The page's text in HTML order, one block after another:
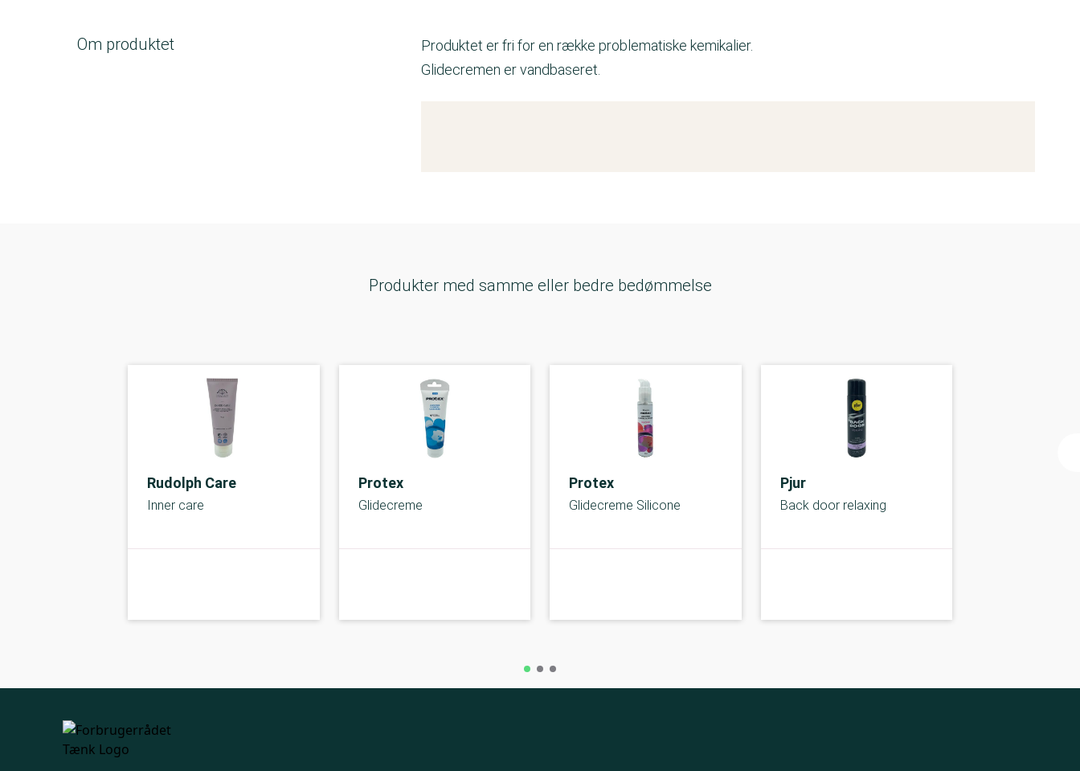
Om produktet
Produktet er fri for en række problematiske kemikalier.
Glidecremen er vandbaseret.
Produkter med samme eller bedre bedømmelse
Rudolph Care
Inner care
Protex
Glidecreme
Protex
Glidecreme Silicone
Pjur
Back door relaxing